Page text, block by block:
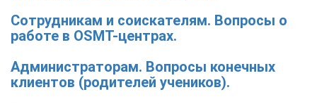
Сотрудникам и соискателям. Вопросы о
работе в OSMT-центрах.
Администраторам. Вопросы конечных
клиентов (родителей учеников).